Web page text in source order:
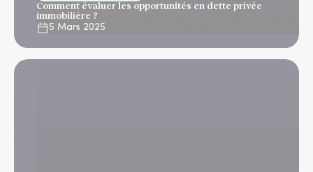
Comment évaluer les opportunités en dette privée
immobilière ?
5 Mars 2025